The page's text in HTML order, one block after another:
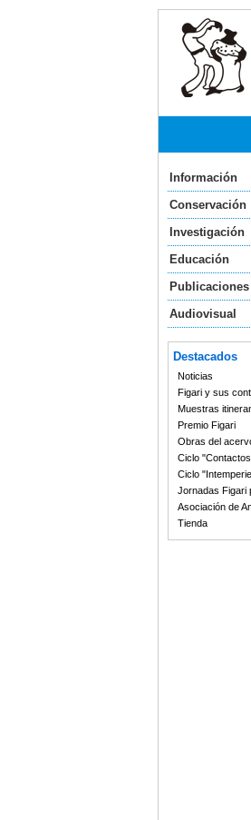
Información
Conservación
Investigación
Educación
Publicaciones
Audiovisual
Destacados
Noticias
Figari y sus
Muestras
Premio Figari
Obras del
Ciclo
Ciclo
Jornadas Figari
Asociación de
Tienda